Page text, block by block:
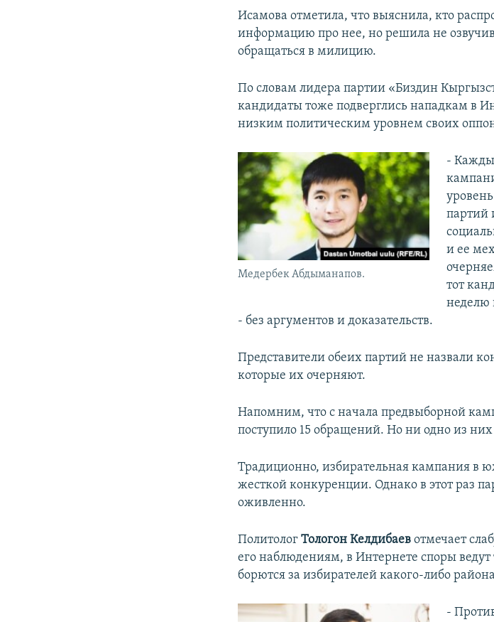
Исамова отметила, что выяснила, кто
информацию про нее, но решила не
обращаться в милицию.
По словам лидера партии «Биздин
кандидаты тоже подверглись нападкам в
низким политическим уровнем своих
Медербек Абдыманапов.
-
партий
и ее
тот
неделю
- без аргументов и доказательств.
Представители обеих партий не назвали
которые их очерняют.
Напомним, что с начала предвыборной
поступило 15 обращений. Но ни одно из
Традиционно, избирательная кампания в
жесткой конкуренции. Однако в этот раз
оживленно.
ПолитологТологон Келдибаев отмечает
его наблюдениям, в Интернете споры
борются за избирателей какого-либо
-